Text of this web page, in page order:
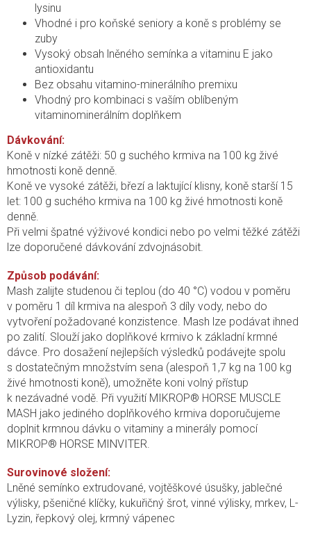
lysinu
Vhodné i pro koňské seniory a koně s problémy se
zuby
Vysoký obsah lněného semínka a vitaminu E jako
antioxidantu
Bez obsahu vitamino-minerálního premixu
Vhodný pro kombinaci s vaším oblíbeným
vitaminominerálním doplňkem
Dávkování:
Koně v nízké zátěži: 50 g suchého krmiva na 100 kg živé
hmotnosti koně denně.
Koně ve vysoké zátěži, březí a laktující klisny, koně starší 15
let: 100 g suchého krmiva na 100 kg živé hmotnosti koně
denně.
Při velmi špatné výživové kondici nebo po velmi těžké zátěži
lze doporučené dávkování zdvojnásobit.
Způsob podávání:
Mash zalijte studenou či teplou (do 40 °C) vodou v poměru
v poměru 1 díl krmiva na alespoň 3 díly vody, nebo do
vytvoření požadované konzistence. Mash lze podávat ihned
po zalití. Slouží jako doplňkové krmivo k základní krmné
dávce. Pro dosažení nejlepších výsledků podávejte spolu
s dostatečným množstvím sena (alespoň 1,7 kg na 100 kg
živé hmotnosti koně), umožněte koni volný přístup
k nezávadné vodě. Při využití MIKROP® HORSE MUSCLE
MASH jako jediného doplňkového krmiva doporučujeme
doplnit krmnou dávku o vitaminy a minerály pomocí
MIKROP® HORSE MINVITER.
Surovinové složení:
Lněné semínko extrudované, vojtěškové úsušky, jablečné
výlisky, pšeničné klíčky, kukuřičný šrot, vinné výlisky, mrkev, L-
Lyzin, řepkový olej, krmný vápenec